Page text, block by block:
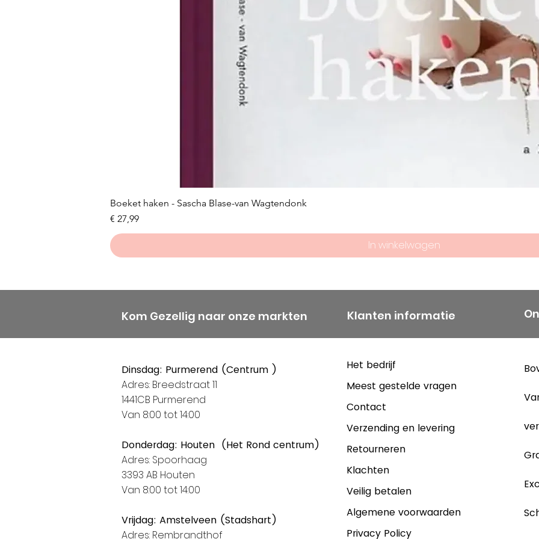
Boeket haken - Sascha Blase-van Wagtendonk
Prijs
€ 27,99
In winkelwagen
Kom Gezellig naar onze markten Klanten informatie
Dinsdag: Purmerend (Centrum )
Adres: Breedstraat 11
1441CB Purmerend
Van 8:00 tot 14:00
Donderdag: Houten (Het Rond centrum)
Adres: Spoorhaag
3393 AB Houten
Van 8:00 tot 14:00
Vrijdag: Amstelveen (Stadshart)
Adres: Rembrandthof
Het bedrijf
Meest gestelde vragen
Contact
Verzending en levering
Retourneren
Klachten
Veilig betalen
Algemene voorwaarden
Privacy Policy